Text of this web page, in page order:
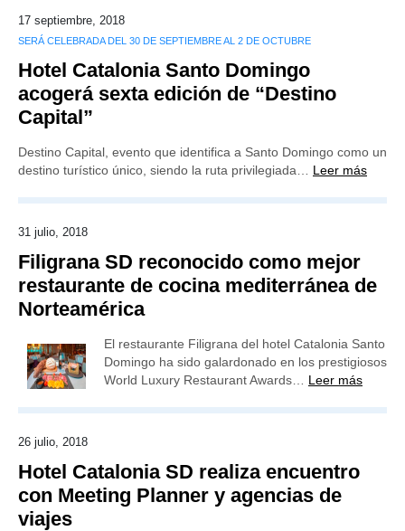
17 septiembre, 2018
SERÁ CELEBRADA DEL 30 DE SEPTIEMBRE AL 2 DE OCTUBRE
Hotel Catalonia Santo Domingo
acogerá sexta edición de “Destino
Capital”
Destino Capital, evento que identifica a Santo Domingo como un
destino turístico único, siendo la ruta privilegiada… Leer más
31 julio, 2018
Filigrana SD reconocido como mejor
restaurante de cocina mediterránea de
Norteamérica
El restaurante Filigrana del hotel Catalonia Santo
Domingo ha sido galardonado en los prestigiosos
World Luxury Restaurant Awards… Leer más
26 julio, 2018
Hotel Catalonia SD realiza encuentro
con Meeting Planner y agencias de
viajes